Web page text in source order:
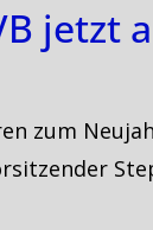
jetzt
zum